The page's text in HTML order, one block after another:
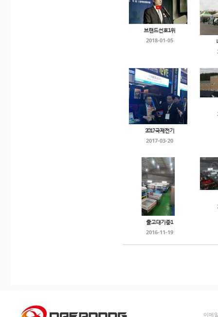
브랜드선호1위
2018-01-05
2017국제전기
2017-03-20
출고대기중1
2016-11-19
이메